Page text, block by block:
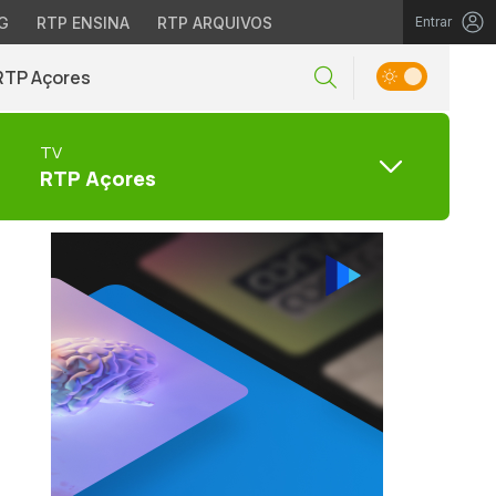
RTP ENSINA RTP ARQUIVOS Entrar
Açores
TV
RTP Açores